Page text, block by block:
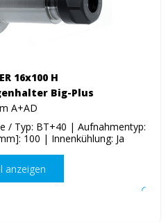
16x100 H
Big-Plus
A+AD
/ Typ: BT+40 | Aufnahmentyp:
100 | Innenkühlung: Ja
anzeigen